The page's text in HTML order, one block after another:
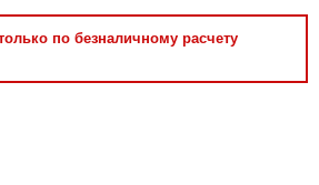
по безналичному расчету